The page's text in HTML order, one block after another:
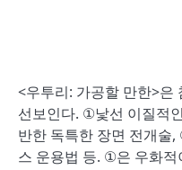
<우투리: 가공할 만한>은
선보인다. ①낯선 이질적
반한 독특한 장면 전개술
스 운용법 등. ①은 우화